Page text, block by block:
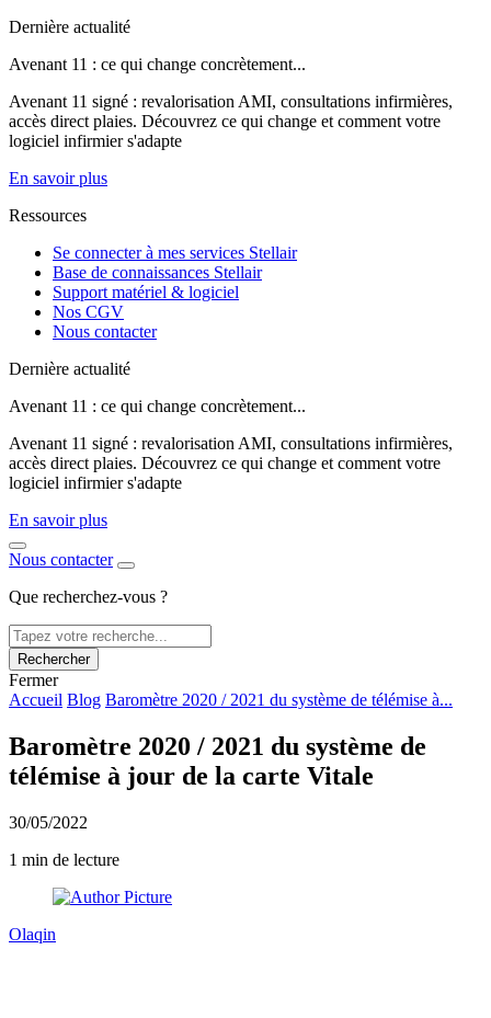
Dernière actualité
Avenant 11 : ce qui change concrètement...
Avenant 11 signé : revalorisation AMI, consultations infirmières,
accès direct plaies. Découvrez ce qui change et comment votre
logiciel infirmier s'adapte
En savoir plus
Ressources
Se connecter à mes services Stellair
Base de connaissances Stellair
Support matériel & logiciel
Nos CGV
Nous contacter
Dernière actualité
Avenant 11 : ce qui change concrètement...
Avenant 11 signé : revalorisation AMI, consultations infirmières,
accès direct plaies. Découvrez ce qui change et comment votre
logiciel infirmier s'adapte
En savoir plus
Nous contacter
Que recherchez-vous ?
Rechercher
Fermer
Accueil Blog Baromètre 2020 / 2021 du système de télémise à...
Baromètre 2020 / 2021 du système de
télémise à jour de la carte Vitale
30/05/2022
1 min de lecture
Olaqin